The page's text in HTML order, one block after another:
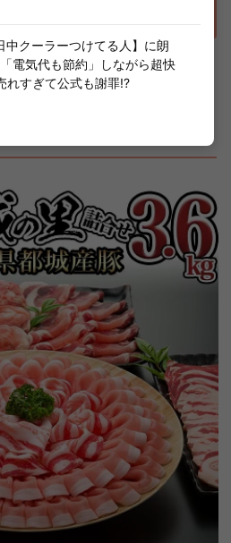
販売ページを見る
産豚「高城の里」わく
中クーラーつけてる人】に朗
電気代も節約」しながら超快
れすぎて公式も謝罪!?